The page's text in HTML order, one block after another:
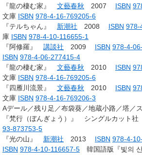
『龍の棲む家』 文藝春秋 2007 ISBN
文庫 ISBN 978-4-16-769205-6
『テルちゃん』 新潮社 2008 ISBN 978-
庫 ISBN 978-4-10-116655-1
『阿修羅』 講談社 2009 ISBN 978-4-
ISBN 978-4-06-277415-4
『龍の棲む家』 文藝春秋 2010 ISBN
文庫 ISBN 978-4-16-769205-6
『四雁川流景』 文藝春秋 2010 ISBN
文庫 ISBN 978-4-16-769206-3
Aデール／残り足／布袋葵／地蔵小路／塔／
『梵行（ぼんぎょう）』 シングルカット
93-873753-5
『光の山』 新潮社 2013 ISBN 978-4-
ISBN 978-4-10-116657-5 韓国語版『빛의